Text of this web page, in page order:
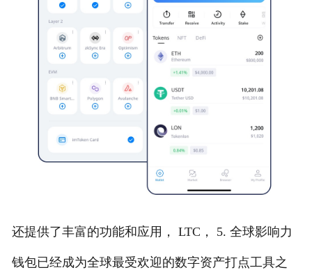
还提供了丰富的功能和应用， LTC， 5. 全球影响力
钱包已经成为全球最受欢迎的数字资产打点工具之